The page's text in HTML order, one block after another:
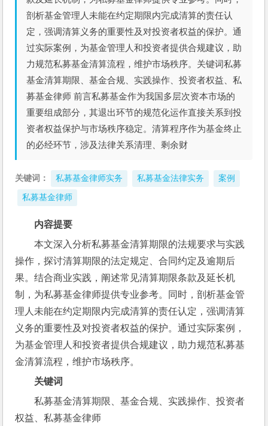
剖析基金管理人未能在约定期限内完成清算的责任认
定，强调清算义务的重要性及对投资者权益的保护。通
过实际案例，为基金管理人和投资者提供合规建议，助
力规范私募基金清算流程，维护市场秩序。关键词私募
基金清算期限、基金合规、实践操作、投资者权益、私
募基金律师 前言私募基金作为我国多层次资本市场的
重要组成部分，其退出环节的规范化运作直接关系到投
资者权益保护与市场秩序稳定。清算程序作为基金终止
的必经环节，涉及法律关系清理、剩余财
关键词： 私募基金律师实务 私募基金法律实务 案例
私募基金律师
内容提要
本文深入分析私募基金清算期限的法规要求与实践
操作，探讨清算期限的法定规定、合同约定及逾期后
果。结合商业实践，阐述常见清算期限条款及延长机
制，为私募基金律师提供专业参考。同时，剖析基金管
理人未能在约定期限内完成清算的责任认定，强调清算
义务的重要性及对投资者权益的保护。通过实际案例，
为基金管理人和投资者提供合规建议，助力规范私募基
金清算流程，维护市场秩序。
关键词
私募基金清算期限、基金合规、实践操作、投资者
权益、私募基金律师